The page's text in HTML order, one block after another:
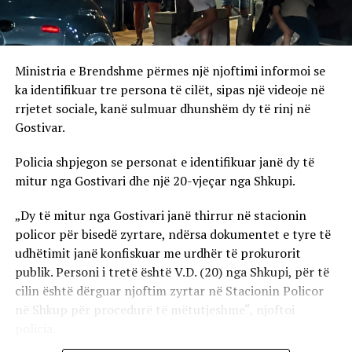
Ministria e Brendshme përmes një njoftimi informoi se
ka identifikuar tre persona të cilët, sipas një videoje në
rrjetet sociale, kanë sulmuar dhunshëm dy të rinj në
Gostivar.
Policia shpjegon se personat e identifikuar janë dy të
mitur nga Gostivari dhe një 20-vjeçar nga Shkupi.
„Dy të mitur nga Gostivari janë thirrur në stacionin
policor për bisedë zyrtare, ndërsa dokumentet e tyre të
udhëtimit janë konfiskuar me urdhër të prokurorit
publik. Personi i tretë është V.D. (20) nga Shkupi, për të
cilin është dërguar njoftim zyrtar në Stacionin Policor
në Shkup për procedurë të mëtutjeshme“, njoftoi
Ata theksojnë se ndaj të treve do të zbatohet një